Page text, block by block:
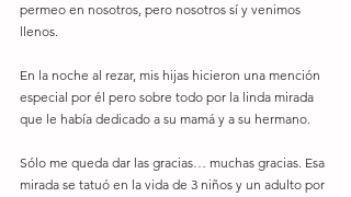
permeo en nosotros, pero nosotros sí y venimos
llenos.
En la noche al rezar, mis hijas hicieron una mención
especial por él pero sobre todo por la linda mirada
que le había dedicado a su mamá y a su hermano.
Sólo me queda dar las gracias… muchas gracias. Esa
mirada se tatuó en la vida de 3 niños y un adulto por